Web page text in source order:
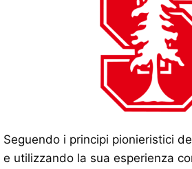
Seguendo i principi pionieristici
e utilizzando la sua esperienza